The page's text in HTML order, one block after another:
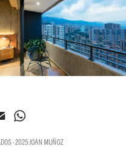
· 2025 JOAN MUÑOZ